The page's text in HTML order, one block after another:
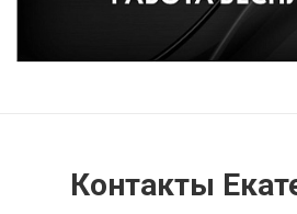
Контакты